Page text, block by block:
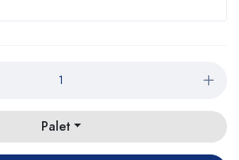
Palet